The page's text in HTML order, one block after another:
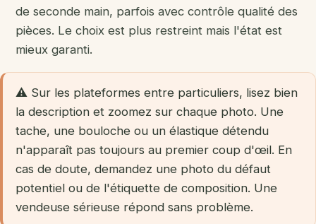
de seconde main, parfois avec contrôle qualité des
pièces. Le choix est plus restreint mais l'état est
mieux garanti.
⚠️ Sur les plateformes entre particuliers, lisez bien
la description et zoomez sur chaque photo. Une
tache, une bouloche ou un élastique détendu
n'apparaît pas toujours au premier coup d'œil. En
cas de doute, demandez une photo du défaut
potentiel ou de l'étiquette de composition. Une
vendeuse sérieuse répond sans problème.